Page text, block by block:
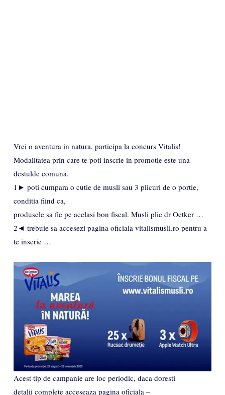
Vrei o aventura in natura, participa la concurs Vitalis!
Modalitatea prin care te poti inscrie in promotie este una
destulde comuna.
1► poti cumpara o cutie de musli sau 3 plicuri de o portie,
conditia fiind ca,
produsele sa fie pe acelasi bon fiscal. Musli plic dr Oetker …
2◄ trebuie sa accesezi pagina oficiala vitalismusli.ro pentru a
te inscrie …
Acest tip de campanie are loc periodic, daca doresti
detalii complete acceseaza pagina oficiala –